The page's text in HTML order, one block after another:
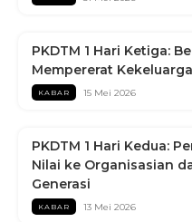
PKDTM 1 Hari Ketiga:
Mempererat
KABAR 15 Mei 2026
PKDTM 1 Hari Kedua:
Nilai ke Organisasian
Generasi
KABAR 13 Mei 2026